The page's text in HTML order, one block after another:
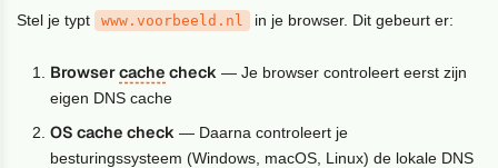
Stel je typt www.voorbeeld.nl in je browser. Dit gebeurt er:
Browsercache check — Je browser controleert eerst zijn
eigen DNS cache
OS cache check — Daarna controleert je
besturingssysteem (Windows, macOS, Linux) de lokale DNS